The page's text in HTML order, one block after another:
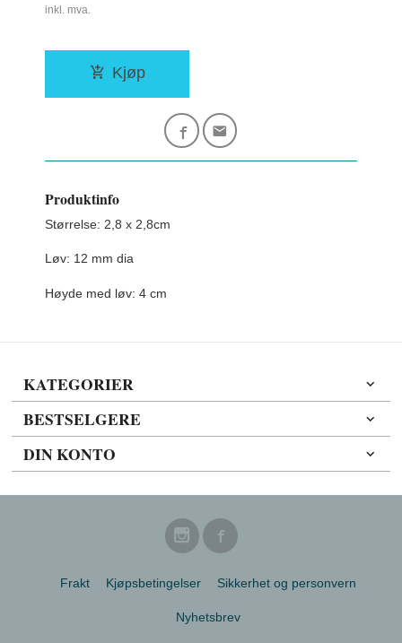
inkl. mva.
Kjøp
Produktinfo
Størrelse: 2,8 x 2,8cm
Løv: 12 mm dia
Høyde med løv: 4 cm
KATEGORIER
BESTSELGERE
DIN KONTO
Frakt Kjøpsbetingelser Sikkerhet og personvern
Nyhetsbrev